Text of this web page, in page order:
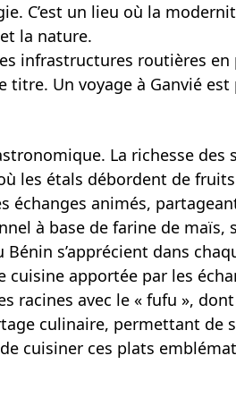
C’est un lieu où la
la nature.
infrastructures routières
Un voyage à Ganvié
La richesse
les étals débordent de
échanges animés,
à base de farine de maïs,
s’apprécient dans
apportée par les
racines avec le « fufu »,
culinaire, permettant de
cuisiner ces plats